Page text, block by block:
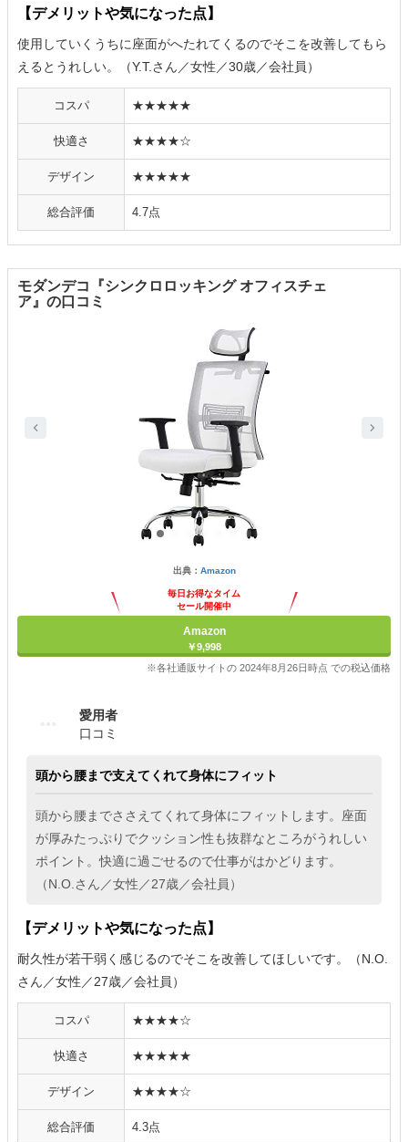
【デメリットや気になった点】
使用していくうちに座面がへたれてくるのでそこを改善してもら
えるとうれしい。（Y.T.さん／女性／30歳／会社員）
コスパ ★★★★★
快適さ ★★★★☆
デザイン ★★★★★
総合評価 4.7点
モダンデコ『シンクロロッキング オフィスチェ
ア』の口コミ
出典： Amazon
毎日お得なタイム
セール開催中
Amazon
￥9,998
※各社通販サイトの 2024年8月26日時点 での税込価格
愛用者
口コミ
頭から腰まで支えてくれて身体にフィット
頭から腰までささえてくれて身体にフィットします。座面
が厚みたっぷりでクッション性も抜群なところがうれしい
ポイント。快適に過ごせるので仕事がはかどります。
（N.O.さん／女性／27歳／会社員）
【デメリットや気になった点】
耐久性が若干弱く感じるのでそこを改善してほしいです。（N.O.
さん／女性／27歳／会社員）
コスパ ★★★★☆
快適さ ★★★★★
デザイン ★★★★☆
総合評価 4.3点